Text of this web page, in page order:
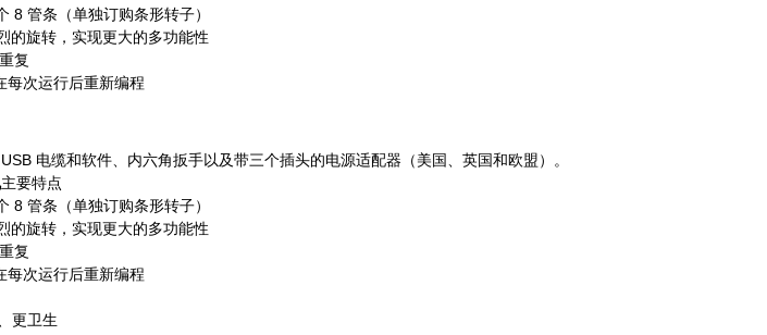
8 管条（单独订购条形转子）
的旋转，实现更大的多功能性
复
次运行后重新编程
电缆和软件、内六角扳手以及带三个插头的电源适配器（美国、英国和欧盟）。
主要特点
8 管条（单独订购条形转子）
的旋转，实现更大的多功能性
复
次运行后重新编程
更卫生